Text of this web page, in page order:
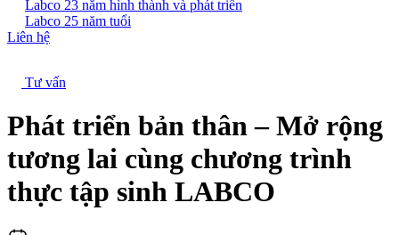
Labco 23 năm hình thành và phát triển
Labco 25 năm tuổi
Liên hệ
Tư vấn
Phát triển bản thân – Mở rộng
tương lai cùng chương trình
thực tập sinh LABCO